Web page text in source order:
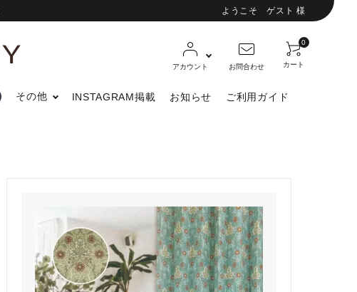
ようこそ ゲスト 様
アカウント お問合わせ
0
カート
その他 INSTAGRAM掲載 お知らせ ご利用ガイド